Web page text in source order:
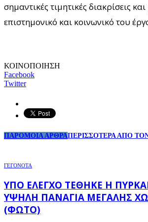
σημαντικές τιμητικές διακρίσεις
επιστημονικό και κοινωνικό του
ΚΟΙΝΟΠΟΙΗΣΗ
Facebook
Twitter
ΠΑΡΟΜΟΙΑ ΑΡΘΡΑΠΕΡΙΣΣΟΤΕΡΑ ΑΠΟ
ΓΕΓΟΝΟΤΑ
ΥΠΌ ΈΛΕΓΧΟ ΤΈΘΗΚΕ Η
ΥΨΗΛΉ ΠΑΝΑΓΙΆ ΜΕΓΆΛΗΣ
(ΦΩΤΌ)